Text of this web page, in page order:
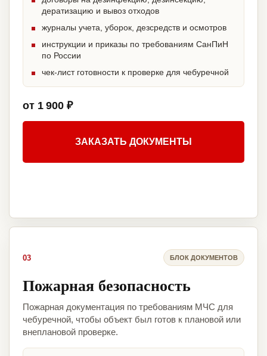
дератизацию и вывоз отходов
журналы учета, уборок, дезсредств и осмотров
инструкции и приказы по требованиям СанПиН
по России
чек-лист готовности к проверке для чебуречной
от 1 900 ₽
ЗАКАЗАТЬ ДОКУМЕНТЫ
03 БЛОК ДОКУМЕНТОВ
Пожарная безопасность
Пожарная документация по требованиям МЧС для
чебуречной, чтобы объект был готов к плановой или
внеплановой проверке.